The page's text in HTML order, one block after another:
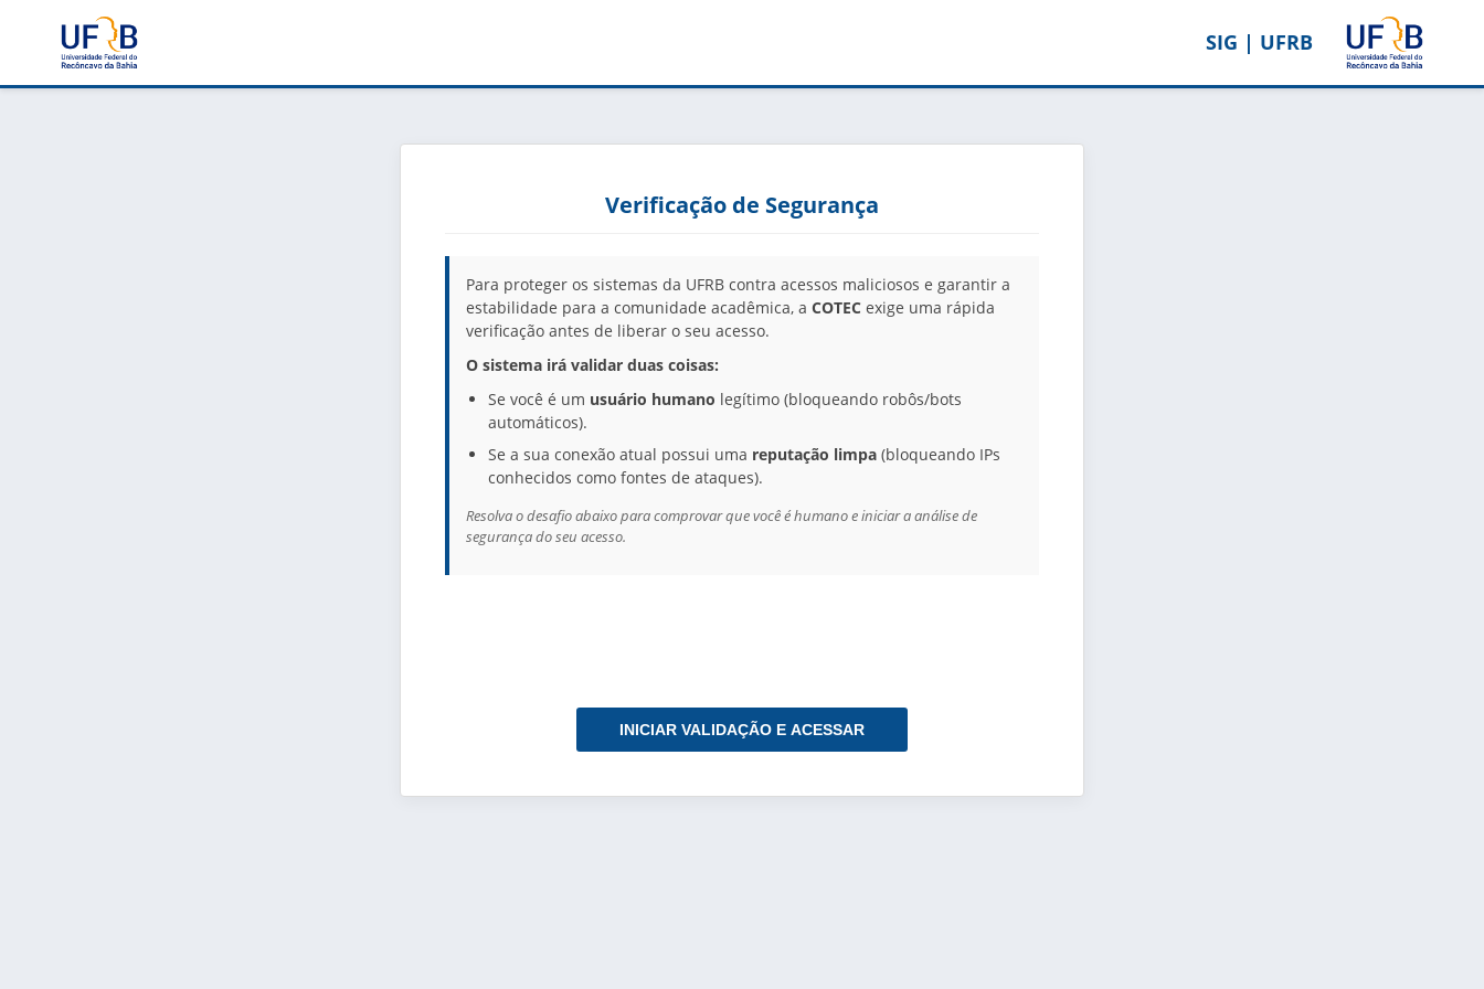
SIG | UFRB
Verificação de Segurança
Para proteger os sistemas da UFRB contra acessos maliciosos e garantir a
estabilidade para a comunidade acadêmica, a COTEC exige uma rápida
verificação antes de liberar o seu acesso.
O sistema irá validar duas coisas:
Se você é um usuário humano legítimo (bloqueando robôs/bots
automáticos).
Se a sua conexão atual possui uma reputação limpa (bloqueando IPs
conhecidos como fontes de ataques).
Resolva o desafio abaixo para comprovar que você é humano e iniciar a análise de
segurança do seu acesso.
INICIAR VALIDAÇÃO E ACESSAR